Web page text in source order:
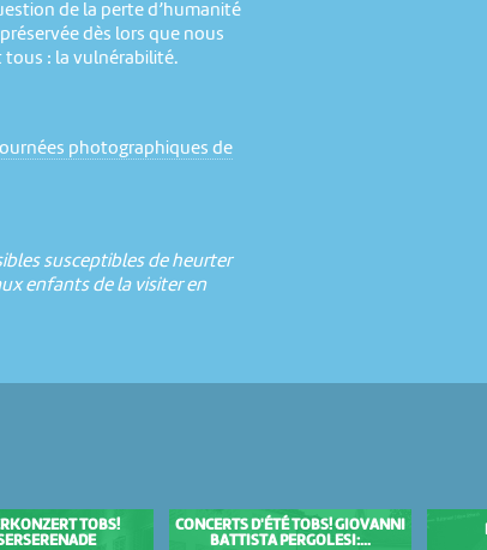
de la perte d’humanité
dès lors que nous
tous : la vulnérabilité.
photographiques de
susceptibles de heurter
enfants de la visiter en
TOBS!
CONCERTS D'ÉTÉ TOBS! GIOVANNI
BATTISTA PERGOLESI:...